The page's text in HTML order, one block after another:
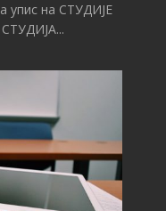
упис на СТУДИЈЕ